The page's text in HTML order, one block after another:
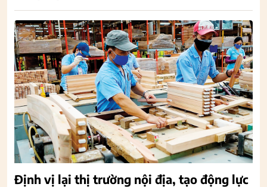
Định vị lại thị trường nội địa, tạo động lực